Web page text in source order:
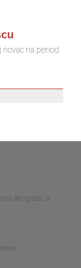
novac na period
Beograda, a